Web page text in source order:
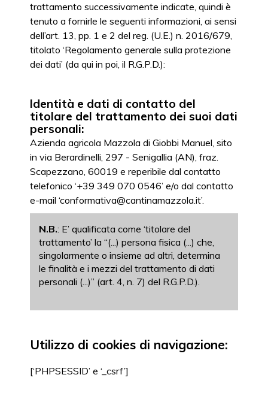
trattamento successivamente indicate, quindi è
tenuto a fornirle le seguenti informazioni, ai sensi
dell’art. 13, pp. 1 e 2 del reg. (U.E.) n. 2016/679,
titolato ‘Regolamento generale sulla protezione
dei dati’ (da qui in poi, il R.G.P.D.):
Identità e dati di contatto del
titolare del trattamento dei suoi dati
personali:
Azienda agricola Mazzola di Giobbi Manuel, sito
in via Berardinelli, 297 - Senigallia (AN), fraz.
Scapezzano, 60019 e reperibile dal contatto
telefonico ‘+39 349 070 0546’ e/o dal contatto
e-mail ‘conformativa@cantinamazzola.it’.
N.B.: E’ qualificata come ‘titolare del
trattamento’ la “(...) persona fisica (...) che,
singolarmente o insieme ad altri, determina
le finalità e i mezzi del trattamento di dati
personali (...)” (art. 4, n. 7) del R.G.P.D.).
Utilizzo di cookies di navigazione:
[‘PHPSESSID’ e ‘_csrf’]